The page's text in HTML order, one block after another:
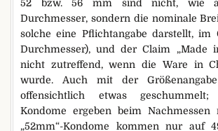
52 bzw. 56 mm sind nicht, wie
Durchmesser, sondern die nominale
solche eine Pflichtangabe darstellt, im
Durchmesser), und der Claim „Made
nicht zutreffend, wenn die Ware in
wurde. Auch mit der
offensichtlich etwas
Kondome ergeben beim
„52mm“-Kondome kommen nur auf